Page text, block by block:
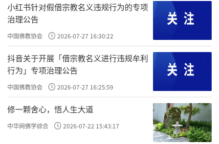
阿难问佛：「有什么方法可以让毘罗先长
者七天后逃过死劫呢？」佛陀回答：「他往昔
所造的福业已尽，福尽命终，这是没有办法避
免的结果。」
阿难再问世尊：「有什么办法可以使他死
后不堕涕哭地狱呢？」世尊回答：「是有一个
方法可以救他死后不下地狱。」
佛陀慈悲开示：「如果这位长者愿意剃除
小红书针对假借宗教名义违规行为的专项
治理公告
中国佛教协会 2026-07-27 16:30:22
抖音关于开展「借宗教名义进行违规牟利
行为」专项治理公告
中国佛教协会 2026-07-27 16:25:59
修一颗舍心，悟人生大道
中华网佛学综合 2026-07-22 15:43:17